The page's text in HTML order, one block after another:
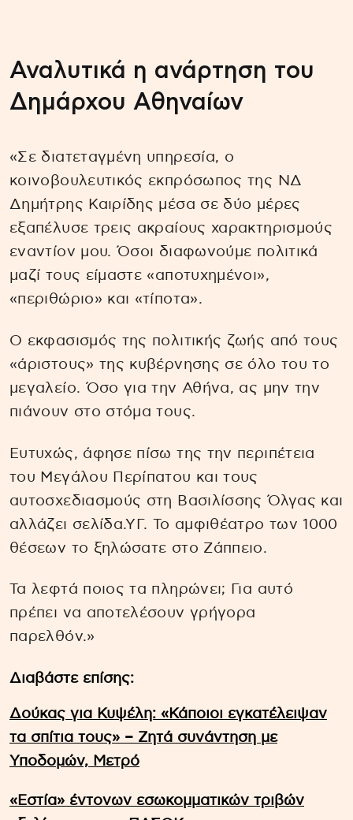
Αναλυτικά η ανάρτηση του
Δημάρχου Αθηναίων
«Σε διατεταγμένη υπηρεσία, ο
κοινοβουλευτικός εκπρόσωπος της ΝΔ
Δημήτρης Καιρίδης μέσα σε δύο μέρες
εξαπέλυσε τρεις ακραίους χαρακτηρισμούς
εναντίον μου. Όσοι διαφωνούμε πολιτικά
μαζί τους είμαστε «αποτυχημένοι»,
«περιθώριο» και «τίποτα».
Ο εκφασισμός της πολιτικής ζωής από τους
«άριστους» της κυβέρνησης σε όλο του το
μεγαλείο. Όσο για την Αθήνα, ας μην την
πιάνουν στο στόμα τους.
Ευτυχώς, άφησε πίσω της την περιπέτεια
του Μεγάλου Περίπατου και τους
αυτοσχεδιασμούς στη Βασιλίσσης Όλγας και
αλλάζει σελίδα.ΥΓ. Το αμφιθέατρο των 1000
θέσεων το ξηλώσατε στο Ζάππειο.
Τα λεφτά ποιος τα πληρώνει; Για αυτό
πρέπει να αποτελέσουν γρήγορα
παρελθόν.»
Διαβάστε επίσης:
Δούκας για Κυψέλη: «Κάποιοι εγκατέλειψαν
τα σπίτια τους» – Ζητά συνάντηση με
Υποδομών, Μετρό
«Εστία» έντονων εσωκομματικών τριβών